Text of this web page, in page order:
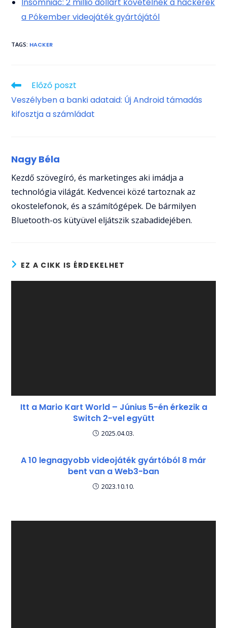
a Pókember videojáték gyártójától
TAGS: HACKER
Read
articles
Előző poszt
Veszélyben a banki adataid: Új Android támadás
kifosztja a számládat
Nagy Béla
Kezdő szövegíró, és marketinges aki imádja a
technológia világát. Kedvencei közé tartoznak az
okostelefonok, és a számítógépek. De bármilyen
Bluetooth-os kütyüvel eljátszik szabadidejében.
EZ A CIKK IS ÉRDEKELHET
Itt a Mario Kart World – Június 5-én érkezik a
Switch 2-vel együtt
2025.04.03.
A 10 legnagyobb videojáték gyártóból 8 már
bent van a Web3-ban
2023.10.10.